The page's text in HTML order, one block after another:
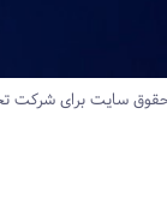
سایت برای شرکت